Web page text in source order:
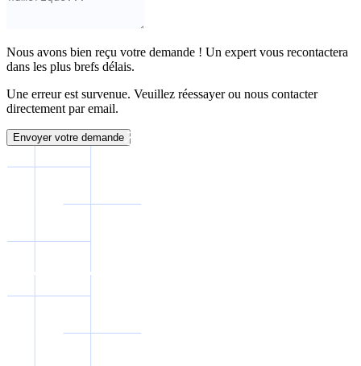
Nous avons bien reçu votre demande ! Un expert vous recontactera
dans les plus brefs délais.
Une erreur est survenue. Veuillez réessayer ou nous contacter
directement par email.
Envoyer votre demande